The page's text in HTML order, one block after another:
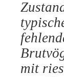
mit